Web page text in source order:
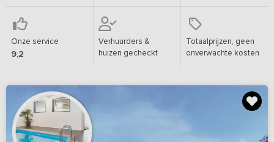
Onze service
9,2
Verhuurders &
huizen gecheckt
Totaalprijzen, geen
onverwachte kosten